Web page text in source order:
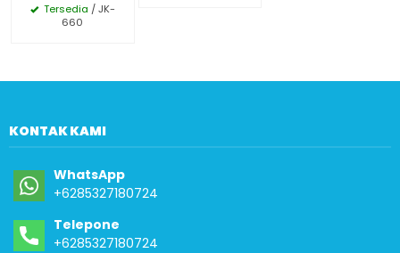
Tersedia / JK-
660
KONTAK KAMI
WhatsApp
+6285327180724
Telepone
+6285327180724